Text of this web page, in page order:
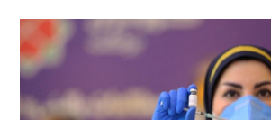
Kültür - Sanat
Ekonomi